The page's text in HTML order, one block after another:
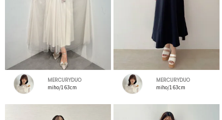
MERCURYDUO
miho/163cm
MERCURYDUO
miho/163cm